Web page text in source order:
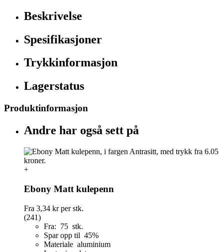
Beskrivelse
Spesifikasjoner
Trykkinformasjon
Lagerstatus
Produktinformasjon
Andre har også sett på
+
Ebony Matt kulepenn
Fra 3,34 krper stk.
(241)
Fra: 75 stk.
Spar opp til 45%
Materiale aluminium